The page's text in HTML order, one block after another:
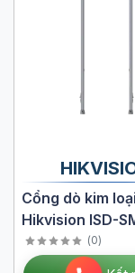
Cổng dò kim loại
Hikvision ISD-
(0)